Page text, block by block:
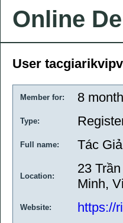
Online
User
Member for: 8
Type:
Full name: Tác
Location:
23
Minh,
Website: https://